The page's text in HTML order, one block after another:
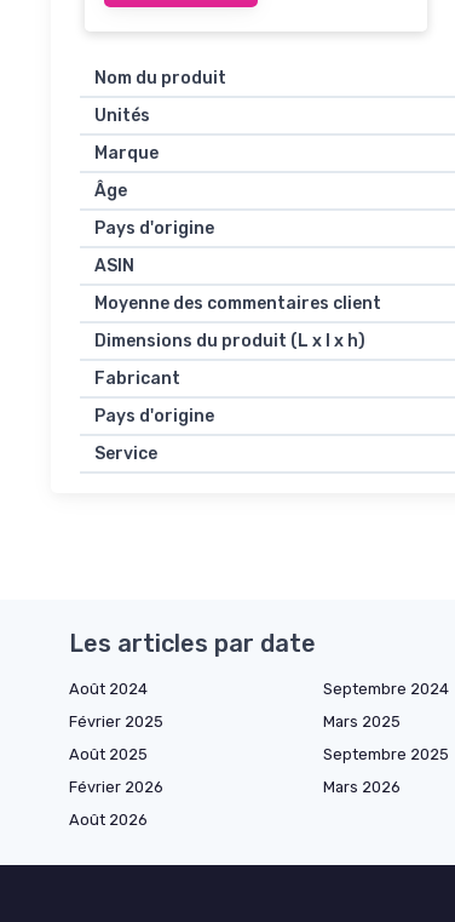
Nom du produit
Unités
Marque
Âge
Pays d'origine
ASIN
Moyenne des commentaires client
Dimensions du produit (L x l x h)
Fabricant
Pays d'origine
Service
Les articles par date
Août 2024 Septembre 2024
Février 2025
Mars 2025
Août 2025
Septembre 2025
Février 2026
Mars 2026
Août 2026